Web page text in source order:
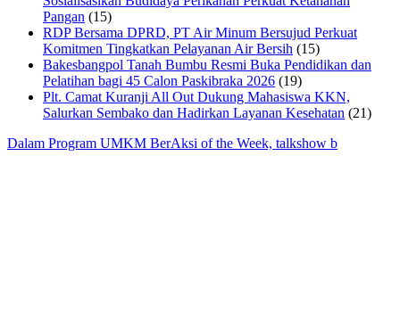
Pangan (15)
RDP Bersama DPRD, PT Air Minum Bersujud Perkuat
Komitmen Tingkatkan Pelayanan Air Bersih (15)
Bakesbangpol Tanah Bumbu Resmi Buka Pendidikan dan
Pelatihan bagi 45 Calon Paskibraka 2026 (19)
Plt. Camat Kuranji All Out Dukung Mahasiswa KKN,
Salurkan Sembako dan Hadirkan Layanan Kesehatan (21)
Dalam Program UMKM BerAksi of the Week, talkshow b